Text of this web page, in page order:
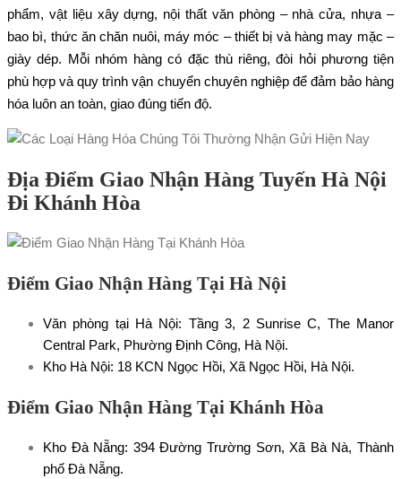
phẩm, vật liệu xây dựng, nội thất văn phòng – nhà cửa, nhựa –
bao bì, thức ăn chăn nuôi, máy móc – thiết bị và hàng may mặc –
giày dép. Mỗi nhóm hàng có đặc thù riêng, đòi hỏi phương tiện
phù hợp và quy trình vận chuyển chuyên nghiệp để đảm bảo hàng
hóa luôn an toàn, giao đúng tiến độ.
Địa Điểm Giao Nhận Hàng Tuyến Hà Nội
Đi Khánh Hòa
Điểm Giao Nhận Hàng Tại Hà Nội
Văn phòng tại Hà Nội: Tầng 3, 2 Sunrise C, The Manor
Central Park, Phường Định Công, Hà Nội.
Kho Hà Nội: 18 KCN Ngọc Hồi, Xã Ngọc Hồi, Hà Nội.
Điểm Giao Nhận Hàng Tại Khánh Hòa
Kho Đà Nẵng: 394 Đường Trường Sơn, Xã Bà Nà, Thành
phố Đà Nẵng.